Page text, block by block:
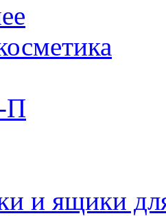
П
и ящики